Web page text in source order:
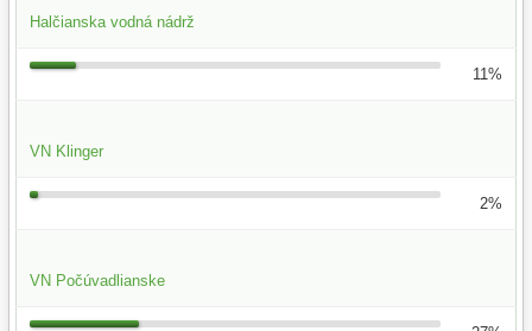
Halčianska vodná nádrž
11%
VN Klinger
2%
VN Počúvadlianske